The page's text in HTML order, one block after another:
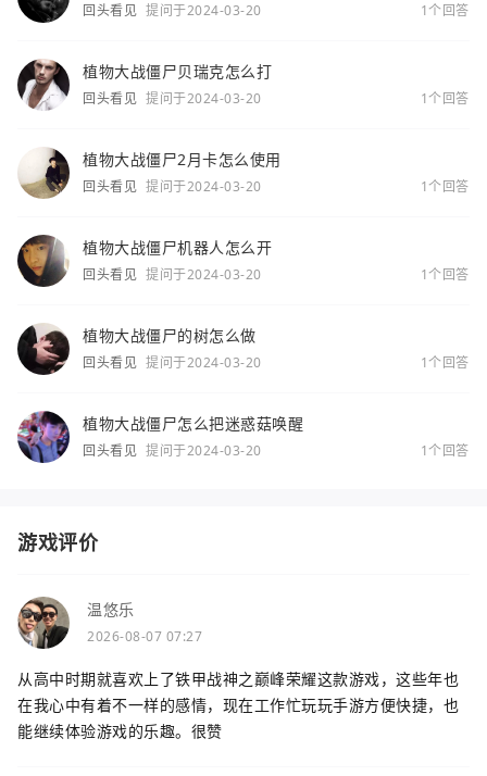
回头看见 提问于2024-03-20 1个回答
植物大战僵尸贝瑞克怎么打
回头看见 提问于2024-03-20 1个回答
植物大战僵尸2月卡怎么使用
回头看见 提问于2024-03-20 1个回答
植物大战僵尸机器人怎么开
回头看见 提问于2024-03-20 1个回答
植物大战僵尸的树怎么做
回头看见 提问于2024-03-20 1个回答
植物大战僵尸怎么把迷惑菇唤醒
回头看见 提问于2024-03-20 1个回答
游戏评价
温悠乐
2026-08-07 07:27
从高中时期就喜欢上了铁甲战神之巅峰荣耀这款游戏，这些年也
在我心中有着不一样的感情，现在工作忙玩玩手游方便快捷，也
能继续体验游戏的乐趣。很赞